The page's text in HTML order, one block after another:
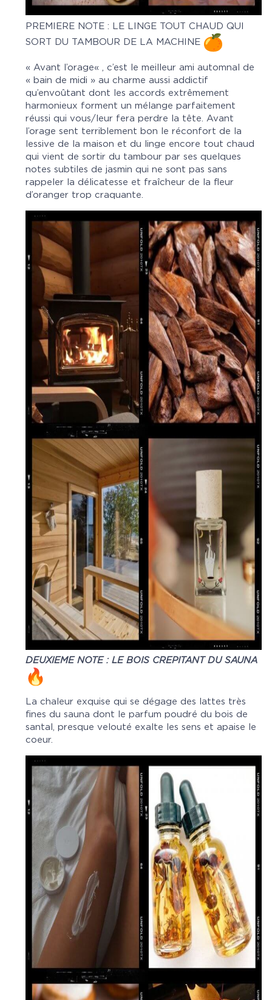
PREMIERE NOTE : LE LINGE TOUT CHAUD QUI
SORT DU TAMBOUR DE LA MACHINE
« Avant l’orage« , c’est le meilleur ami automnal de
« bain de midi » au charme aussi addictif
qu’envoûtant dont les accords extrêmement
harmonieux forment un mélange parfaitement
réussi qui vous/leur fera perdre la tête. Avant
l’orage sent terriblement bon le réconfort de la
lessive de la maison et du linge encore tout chaud
qui vient de sortir du tambour par ses quelques
notes subtiles de jasmin qui ne sont pas sans
rappeler la délicatesse et fraîcheur de la fleur
d’oranger trop craquante.
DEUXIEME NOTE : LE BOIS CREPITANT DU SAUNA
La chaleur exquise qui se dégage des lattes très
fines du sauna dont le parfum poudré du bois de
santal, presque velouté exalte les sens et apaise le
coeur.